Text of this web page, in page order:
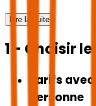
Lire la suite
1 - Choisir
Tarifs
personne